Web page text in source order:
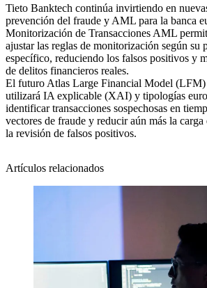
Tieto Banktech continúa invirtiendo en
prevención del fraude y AML para la banca
Monitorización de Transacciones AML
ajustar las reglas de monitorización según su
específico, reduciendo los falsos positivos y
de delitos financieros reales.
El futuro Atlas Large Financial Model (LFM)
utilizará IA explicable (XAI) y tipologías
identificar transacciones sospechosas en
vectores de fraude y reducir aún más la
la revisión de falsos positivos.
Artículos relacionados